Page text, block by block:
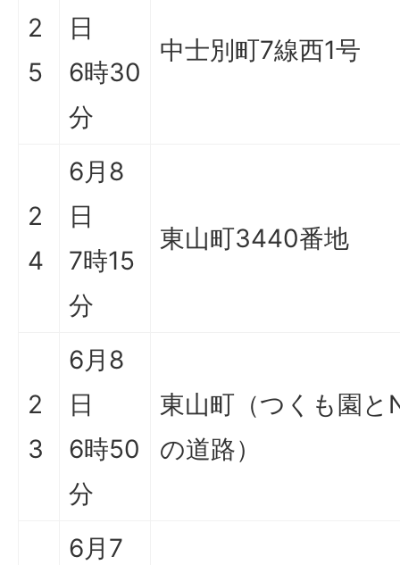
2
5
日
6時30
分
中士別町7線西1号
2
4
6月8
日
7時15
分
東山町3440番地
2
3
6月8
日
6時50
分
東山町（つくも園と
の道路）
6月7